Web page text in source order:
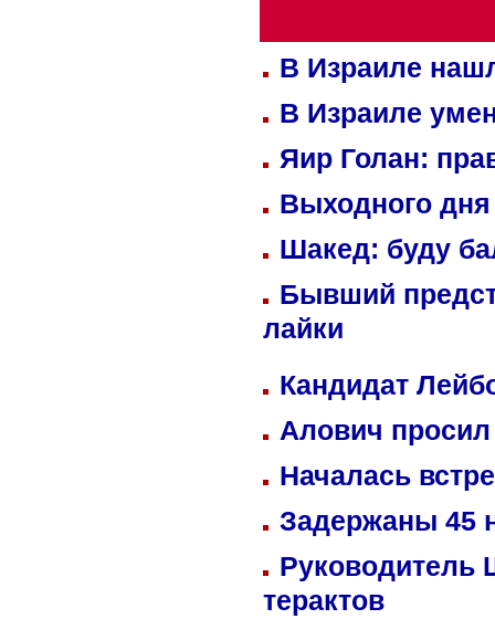
В Израиле
В Израиле
Яир Голан:
Выходного
Шакед: буду
Бывший
лайки
Кандидат
Алович просил
Началась
Задержаны 45
Руководитель
терактов